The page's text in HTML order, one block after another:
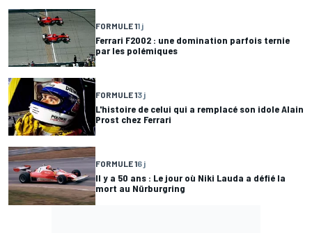
FORMULE 11 j
Ferrari F2002 : une domination parfois ternie
par les polémiques
FORMULE 13 j
L'histoire de celui qui a remplacé son idole Alain
Prost chez Ferrari
FORMULE 16 j
Il y a 50 ans : Le jour où Niki Lauda a défié la
mort au Nürburgring